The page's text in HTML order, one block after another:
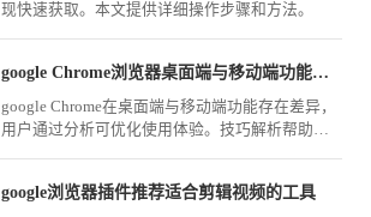
现快速获取。本文提供详细操作步骤和方法。
google Chrome浏览器桌面端与移动端功能差异分析
google Chrome在桌面端与移动端功能存在差异，
用户通过分析可优化使用体验。技巧解析帮助熟
google浏览器插件推荐适合剪辑视频的工具